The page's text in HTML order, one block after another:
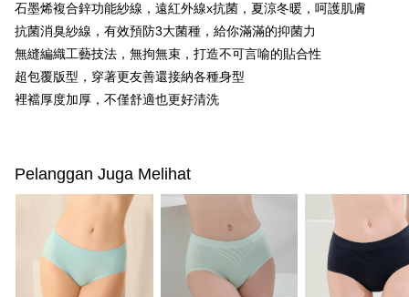
2. Anda boleh meneruskan pembayaran selepas pengesahan SMS.
3. Tiada bayaran diperlukan apabila pesanan disahkan. Produk akan
4. Setelah pesanan disahkan, anda akan menerima SMS pembayaran
manakala ahli aplikasi akan menerima pemberitahuan tolak aplikasi
AFTEE.
5. Tiada bayaran diperlukan apabila anda menerima produk. Sila buat
bagaimanapun, bagi mereka yang telah memuat turun Aplikasi AFTEE
dan mendaftar sebagai ahli AFTEE boleh menikmati tempoh pembayaran
sehingga 45 hari.
Tempoh pembayaran dikira dari masa kedai meminta pembayaran anda,
ditambah dengan bilangan hari yang boleh dilanjutkan oleh AFTEE. Anda
Pilihan Penghantaran
全家取付
NT$100/pesanan | Penghantaran percuma untuk pesanan
NT$1,500 atau lebih
NT$1,500 atau lebih
7-11取付
NT$100/pesanan | Penghantaran percuma untuk pesanan
NT$1,500 atau lebih
付款後7-11取貨
石墨烯複合鋅功能紗線，遠紅外線x抗菌，夏涼冬暖，呵護肌膚
抗菌消臭紗線，有效預防3大菌種，給你滿滿的抑菌力
無縫編織工藝技法，無拘無束，打造不可言喻的貼合性
超包覆版型，穿著更友善還接納各種身型
裡襠厚度加厚，不僅舒適也更好清洗
Pelanggan Juga Melihat